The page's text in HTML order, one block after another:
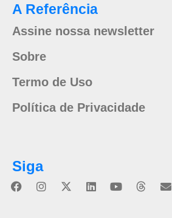
A Referência
Assine nossa newsletter
Sobre
Termo de Uso
Política de Privacidade
Siga